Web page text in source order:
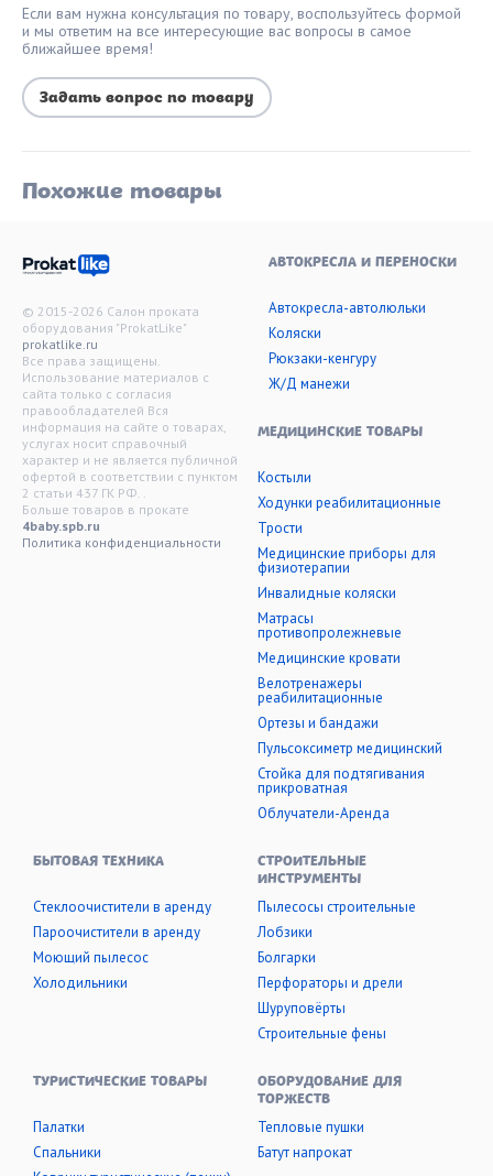
Если вам нужна консультация по товару, воспользуйтесь формой
и мы ответим на все интересующие вас вопросы в самое
ближайшее время!
Задать вопрос по товару
Похожие товары
© 2015-2026 Салон проката
оборудования "ProkatLike"
prokatlike.ru
Все права защищены.
Использование материалов с
сайта только с согласия
правообладателей Вся
информация на сайте о товарах,
услугах носит справочный
характер и не является публичной
офертой в соответствии с пунктом
2 статьи 437 ГК РФ. .
Больше товаров в прокате
4baby.spb.ru
Политика конфиденциальности
АВТОКРЕСЛА И ПЕРЕНОСКИ
Автокресла-автолюльки
Коляски
Рюкзаки-кенгуру
Ж/Д манежи
МЕДИЦИНСКИЕ ТОВАРЫ
Костыли
Ходунки реабилитационные
Трости
Медицинские приборы для
физиотерапии
Инвалидные коляски
Матрасы
противопролежневые
Медицинские кровати
Велотренажеры
реабилитационные
Ортезы и бандажи
Пульсоксиметр медицинский
Стойка для подтягивания
прикроватная
Облучатели-Аренда
БЫТОВАЯ ТЕХНИКА
Стеклоочистители в аренду
Пароочистители в аренду
Моющий пылесос
Холодильники
СТРОИТЕЛЬНЫЕ
ИНСТРУМЕНТЫ
Пылесосы строительные
Лобзики
Болгарки
Перфораторы и дрели
Шуруповёрты
Строительные фены
ТУРИСТИЧЕСКИЕ ТОВАРЫ
Палатки
Cпальники
ОБОРУДОВАНИЕ ДЛЯ
ТОРЖЕСТВ
Тепловые пушки
Батут напрокат